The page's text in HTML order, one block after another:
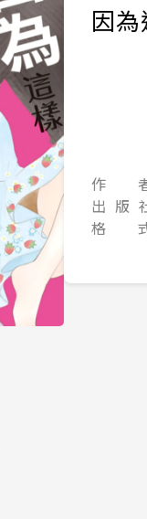
因
作
出 版
格